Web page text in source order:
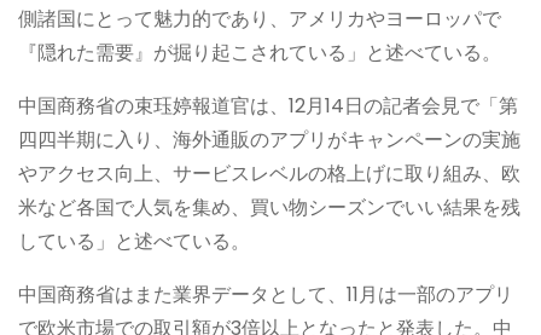
側諸国にとって魅力的であり、アメリカやヨーロッパで
『隠れた需要』が掘り起こされている」と述べている。
中国商務省の束珏婷報道官は、12月14日の記者会見で「第
四四半期に入り、海外通販のアプリがキャンペーンの実施
やアクセス向上、サービスレベルの格上げに取り組み、欧
米など各国で人気を集め、買い物シーズンでいい結果を残
している」と述べている。
中国商務省はまた業界データとして、11月は一部のアプリ
で欧米市場での取引額が3倍以上となったと発表した。中